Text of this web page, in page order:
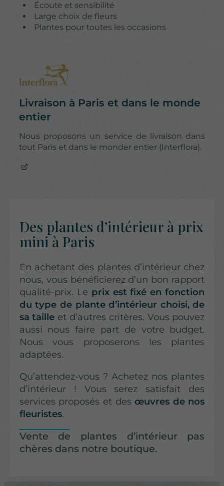
Écoute et sensibilité
Large choix de fleurs
Plantes pour toutes les occasions
Livraison à Paris et dans le monde
entier
Nous proposons un service de livraison dans
tout Paris et dans le monder entier (Interflora).
Des plantes d’intérieur à prix
mini à Paris
En achetant des plantes d’intérieur chez
nous, vous bénéficierez d’un bon rapport
qualité-prix. Le prix est fixé en fonction
du type de plante d’intérieur choisi, de
sa taille et d’autres critères. Vous pouvez
aussi nous faire part de votre budget.
Nous vous proposerons les plantes
adaptées.
Qu’attendez-vous ? Achetez nos plantes
d’intérieur ! Vous serez satisfait des
services proposés et desœuvres de nos
fleuristes.
Vente de plantes d’intérieur pas
chères dans notre boutique.